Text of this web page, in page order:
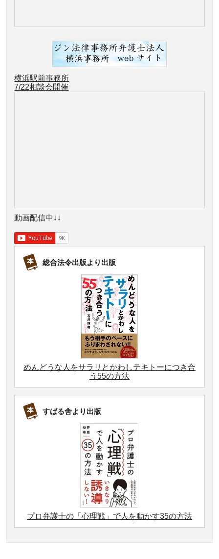
横浜駅前事務所
7/22相談会開催
動画配信中↓↓
総合法令出版より出版
めんどうな人をサラリとかわしテキトーにつき合
う55の方法
すばる舎より出版
プロ弁護士の「心理戦」で人を動かす35の方法